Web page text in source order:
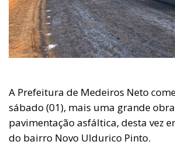
A Prefeitura de Medeiros Neto
sábado (01), mais uma grande
pavimentação asfáltica, desta vez
do bairro Novo Uldurico Pinto.